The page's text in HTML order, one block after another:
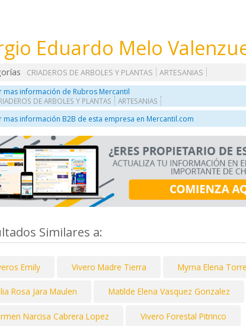
Eduardo Melo
CRIADEROS DE ARBOLES Y PLANTAS
ARTESANIAS
mas información de Rubros Mercantil
DE ARBOLES Y PLANTAS ARTESANIAS
mas información B2B de esta empresa en Mercantil.com
Similares a:
Emily Vivero Madre Tierra Myrna Elena
Rosa Jara Maulen Matilde Elena Vasquez Gonzalez
Narcisa Cabrera Lopez Vivero Forestal Pitrinco